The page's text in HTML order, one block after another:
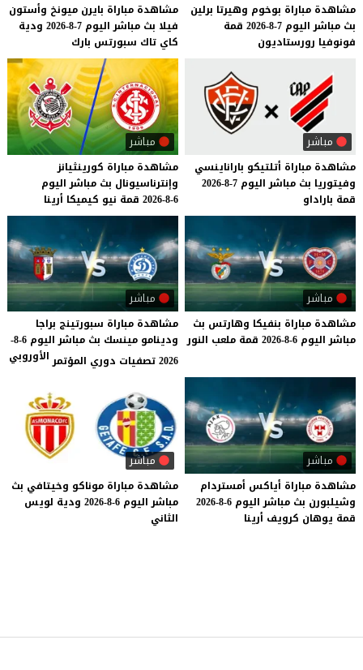
مشاهدة مباراة بوخوم وهيرتا برلين
بث مباشر اليوم 7-8-2026
قمة
فونوفيا رورستاديون
مشاهدة مباراة بايرن ميونخ وأستون
فيلا بث مباشر اليوم 7-8-2026
ودية
كاي تاك سبورتس بارك
مباشر
مشاهدة مباراة أتلتيكو باراناينسي
وفيتوريا بث مباشر اليوم 7-8-2026
قمة باراداو
مباشر
مشاهدة مباراة كورينثيانز
وإنترناسيونال بث مباشر اليوم
6-8-2026
قمة نيو كيميكا أرينا
مباشر
مشاهدة مباراة بنفيكا وهارتس بث
مباشر اليوم 6-8-2026 قمة ملعب النور
مباشر
مشاهدة مباراة سبورتينج براجا
ودينامو مينسك بث مباشر اليوم 6-8-
2026 تصفيات دوري المؤتمر
الأوروبي
مباشر
مشاهدة مباراة أياكس أمستردام
وشيلبورن بث مباشر اليوم 6-8-2026
قمة يوهان كرويف أرينا
مباشر
مشاهدة مباراة موناكو وخيتافي بث
مباشر اليوم 6-8-2026 ودية لويس
الثاني